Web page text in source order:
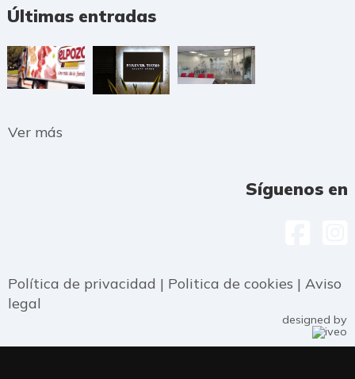
Últimas entradas
Ver más
Síguenos en
Política de privacidad | Politica de cookies | Aviso
legal
designed by